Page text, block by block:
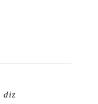
diz